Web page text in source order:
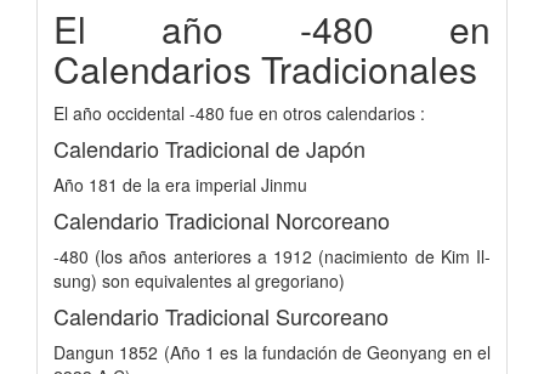
El año -480 en
Calendarios Tradicionales
El año occidental -480 fue en otros calendarios :
Calendario Tradicional de Japón
Año 181 de la era imperial Jinmu
Calendario Tradicional Norcoreano
-480 (los años anteriores a 1912 (nacimiento de Kim Il-
sung) son equivalentes al gregoriano)
Calendario Tradicional Surcoreano
Dangun 1852 (Año 1 es la fundación de Geonyang en el